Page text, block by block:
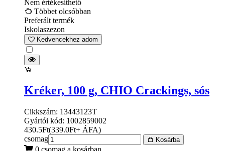
Nem értékesíthető
Többet olcsóbban
Preferált termék
Iskolaszezon
Kedvencekhez adom
Kréker, 100 g, CHIO Crackings, sós
Cikkszám: 13443123T
Gyártói kód: 1002859002
430.5Ft(339.0Ft+ ÁFA)
csomag
Kosárba